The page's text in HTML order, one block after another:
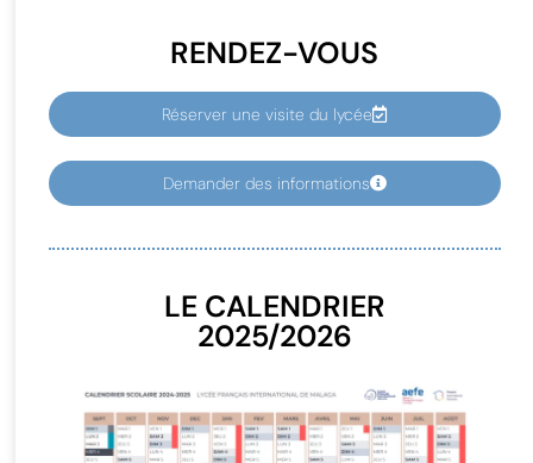
RENDEZ-VOUS
Réserver une visite du lycée
Demander des informations
LE CALENDRIER
2025/2026